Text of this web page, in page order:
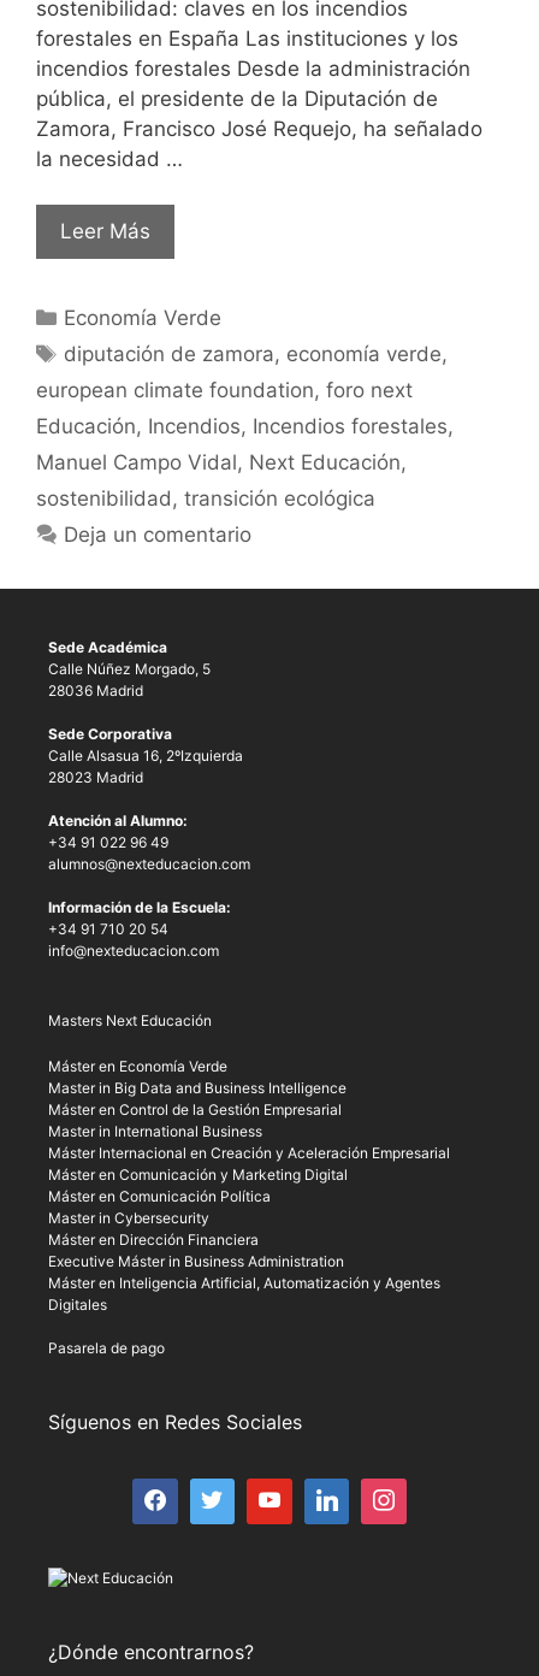
sostenibilidad: claves en los incendios
forestales en España Las instituciones y los
incendios forestales Desde la administración
pública, el presidente de la Diputación de
Zamora, Francisco José Requejo, ha señalado
la necesidad …
Leer Más
Economía Verde
diputación de zamora, economía verde,
european climate foundation, foro next
Educación, Incendios, Incendios forestales,
Manuel Campo Vidal, Next Educación,
sostenibilidad, transición ecológica
Deja un comentario
Sede Académica
Calle Núñez Morgado, 5
28036 Madrid
Sede Corporativa
Calle Alsasua 16, 2ºIzquierda
28023 Madrid
Atención al Alumno:
+34 91 022 96 49
alumnos@nexteducacion.com
Información de la Escuela:
+34 91 710 20 54
info@nexteducacion.com
Masters Next Educación
Máster en Economía Verde
Master in Big Data and Business Intelligence
Máster en Control de la Gestión Empresarial
Master in International Business
Máster Internacional en Creación y Aceleración Empresarial
Máster en Comunicación y Marketing Digital
Máster en Comunicación Política
Master in Cybersecurity
Máster en Dirección Financiera
Executive Máster in Business Administration
Máster en Inteligencia Artificial, Automatización y Agentes
Digitales
Pasarela de pago
Síguenos en Redes Sociales
¿Dónde encontrarnos?